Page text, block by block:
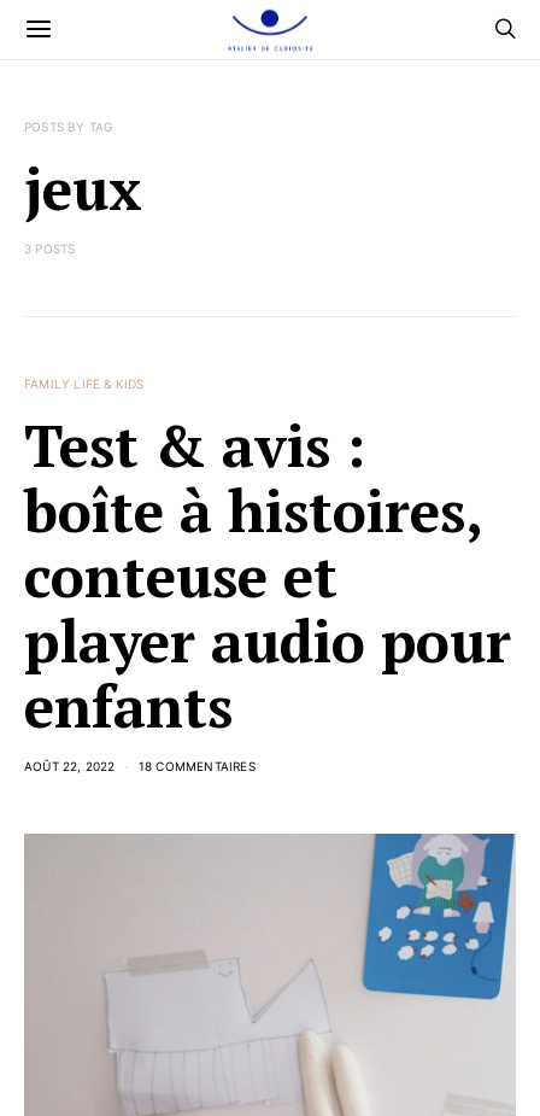
coloriages
DIY – Fauteuil
corde ADC x Le
Bon Coin
POSTS BY TAG
jeux
3 POSTS
FAMILY LIFE & KIDS
Test & avis :
boîte à histoires,
conteuse et
player audio pour
enfants
AOÛT 22, 2022 18 COMMENTAIRES